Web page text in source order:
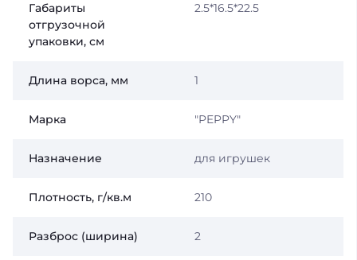
Габариты
отгрузочной
упаковки, см
2.5*16.5*22.5
Длина ворса, мм 1
Марка "PEPPY"
Назначение для игрушек
Плотность, г/кв.м 210
Разброс (ширина) 2